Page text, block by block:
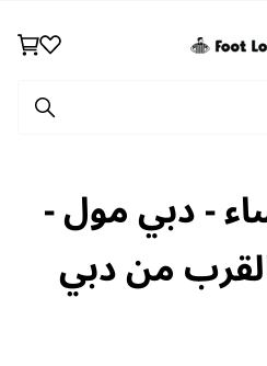
Wishlist
Cart
- دبي مول -
من دبي